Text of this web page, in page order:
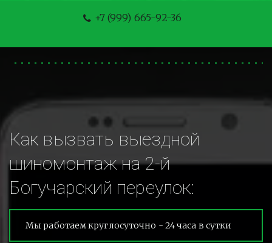
+7 (999) 665-92-36
Как вызвать выездной
шиномонтаж на 2-й
Богучарский переулок:
Мы работаем круглосуточно - 24 часа в сутки